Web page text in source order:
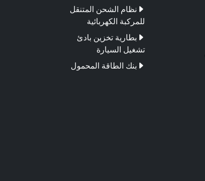
نظام الشحن المتنقل
للمركبة الكهربائية
بطارية تخزين بادئ
تشغيل السيارة
بنك الطاقة المحمول